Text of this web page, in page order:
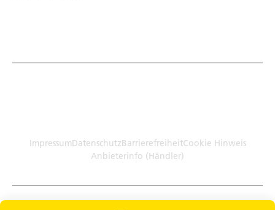
ImpressumDatenschutzBarrierefreiheitCookie Hinweis
Anbieterinfo (Händler)